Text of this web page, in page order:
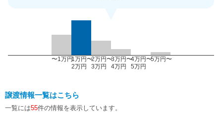
〜1万円1万円〜
2万円
2万円〜
3万円
3万円〜
4万円
4万円〜
5万円
5万円〜
譲渡情報一覧はこちら
一覧には55件の情報を表示しています。